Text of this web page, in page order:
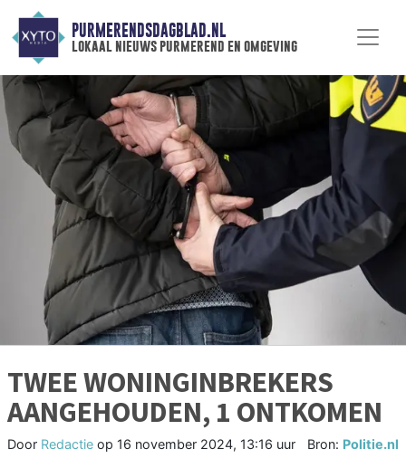
PURMERENDSDAGBLAD.NL
lokaal nieuws purmerend en omgeving
TWEE WONINGINBREKERS
AANGEHOUDEN, 1 ONTKOMEN
Door Redactie op 16 november 2024, 13:16 uur Bron: Politie.nl